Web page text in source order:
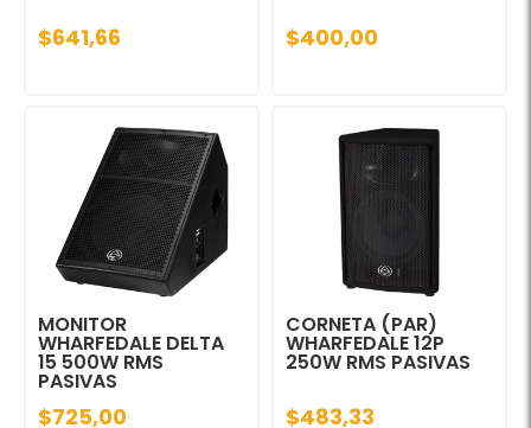
$641,66 $400,00
MONITOR
WHARFEDALE DELTA
15 500W RMS
PASIVAS
$725,00
CORNETA (PAR)
WHARFEDALE 12P
250W RMS PASIVAS
$483,33